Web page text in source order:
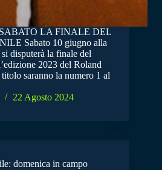
LA FINALE DEL
Sabato 10 giugno alla
disputerà la finale del
2023 del Roland
saranno la numero 1 al
22 Agosto 2024
domenica in campo